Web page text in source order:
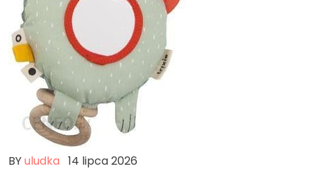
BYuludka 14 lipca 2026